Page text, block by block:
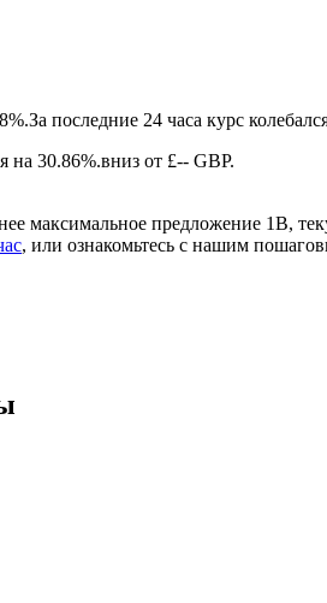
За последние 24 часа курс
30.86%.вниз от £-- GBP.
максимальное предложение 1B,
, или ознакомьтесь с нашим